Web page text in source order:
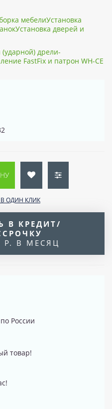
мебелиУстановка
дверей и
(ударной) дрели-
FastFix и патрон WH-CE
В ОДИН КЛИК
В КРЕДИТ/
Р. В МЕСЯЦ
России
товар!